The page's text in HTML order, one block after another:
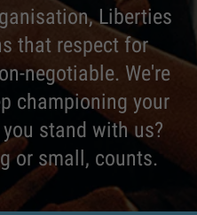
Liberties
that respect for
negotiable. We're
championing your
stand with us?
or small, counts.